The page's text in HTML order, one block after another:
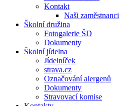
Kontakt
Naši zaměstnanci
Školní družina
Fotogalerie ŠD
Dokumenty
Školní jídelna
Jídelníček
strava.cz
Označování alergenů
Dokumenty
Stravovací komise